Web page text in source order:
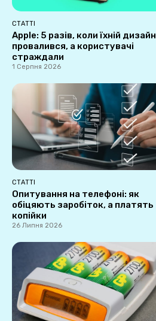
СТАТТІ
Apple: 5 разів, коли їхній дизайн
провалився, а користувачі
страждали
1 Серпня 2026
СТАТТІ
Опитування на телефоні: як
обіцяють заробіток, а платять
копійки
26 Липня 2026